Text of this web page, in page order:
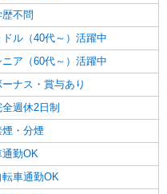
歴不問
ドル（40代～）活躍中
ニア（60代～）活躍中
ーナス・賞与あり
全週休2日制
煙・分煙
通勤OK
転車通勤OK